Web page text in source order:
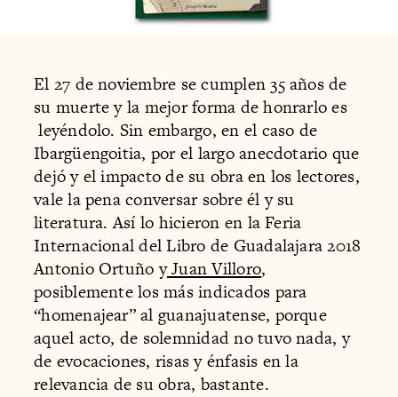
El 27 de noviembre se cumplen 35 años de
su muerte y la mejor forma de honrarlo es
leyéndolo. Sin embargo, en el caso de
Ibargüengoitia, por el largo anecdotario que
dejó y el impacto de su obra en los lectores,
vale la pena conversar sobre él y su
literatura. Así lo hicieron en la Feria
Internacional del Libro de Guadalajara 2018
Antonio Ortuño yJuan Villoro,
posiblemente los más indicados para
“homenajear” al guanajuatense, porque
aquel acto, de solemnidad no tuvo nada, y
de evocaciones, risas y énfasis en la
relevancia de su obra, bastante.